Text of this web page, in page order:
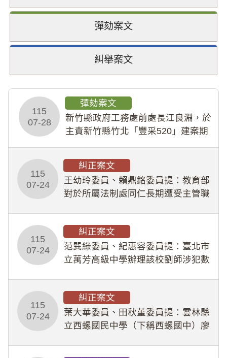
彈劾案文
糾舉案文
115
07-28
彈劾案文
新竹縣政府工務處前處長江良淵，於
主責新竹縣竹北「豐采520」建案期
幣1,483萬餘元，並長期收受建商餽
贈；復罔顧公共安全，圖利默許建商
於停工期間
115
07-24
糾正案文
王幼玲委員、賴鼎銘委員提：教育部
對於所屬法制處同仁長期遭受主管職
人員保障法」及「職業安全衛生法」
所定維護公務人員
115
07-24
糾正案文
范巽綠委員、紀惠容委員提：臺北市
立萬芳高級中學辦理該校劉師涉犯數
業把關與糾錯功能，不僅首份調查報
告漏未審酌師生不
115
07-24
糾正案文
葉大華委員、田秋堇委員提：雲林縣
立西螺國民中學（下稱西螺國中）廖